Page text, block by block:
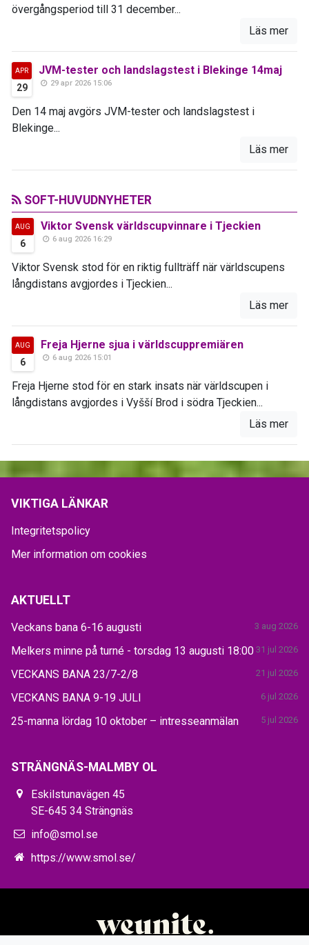
övergångsperiod till 31 december...
Läs mer
APR
29
JVM-tester och landslagstest i Blekinge 14maj
29 apr 2026 15:06
Den 14 maj avgörs JVM-tester och landslagstest i
Blekinge...
Läs mer
SOFT-HUVUDNYHETER
AUG
6
Viktor Svensk världscupvinnare i Tjeckien
6 aug 2026 16:29
Viktor Svensk stod för en riktig fullträff när världscupens
långdistans avgjordes i Tjeckien...
Läs mer
AUG
6
Freja Hjerne sjua i världscuppremiären
6 aug 2026 15:01
Freja Hjerne stod för en stark insats när världscupen i
långdistans avgjordes i Vyšší Brod i södra Tjeckien...
Läs mer
VIKTIGA LÄNKAR
Integritetspolicy
Mer information om cookies
AKTUELLT
Veckans bana 6-16 augusti 3 aug 2026
Melkers minne på turné - torsdag 13 augusti 18:00 31 jul 2026
VECKANS BANA 23/7-2/8 21 jul 2026
VECKANS BANA 9-19 JULI 6 jul 2026
25-manna lördag 10 oktober – intresseanmälan 5 jul 2026
STRÄNGNÄS-MALMBY OL
Eskilstunavägen 45
SE-645 34 Strängnäs
info@smol.se
https://www.smol.se/